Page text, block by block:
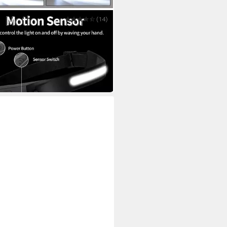
Stirnlampe Wiederaufladbar,
Breitstrahl & Spotlight
(14)
€ UVP69,99 €
Werktagen bei dir